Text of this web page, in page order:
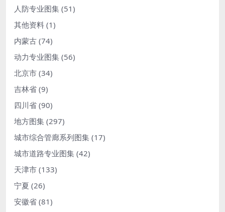
人防专业图集 (51)
其他资料 (1)
内蒙古 (74)
动力专业图集 (56)
北京市 (34)
吉林省 (9)
四川省 (90)
地方图集 (297)
城市综合管廊系列图集 (17)
城市道路专业图集 (42)
天津市 (133)
宁夏 (26)
安徽省 (81)